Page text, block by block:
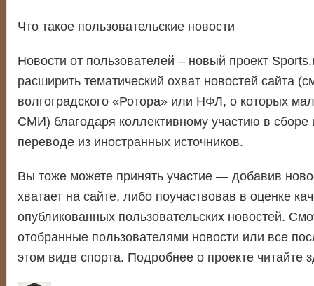
Что такое пользовательские новости
Новости от пользователей – новый проект
расширить тематический охват новостей сайта
волгоградского «Ротора» или НФЛ, о которых
СМИ) благодаря коллективному участию в
переводе из иностранных источников.
Вы тоже можете принять участие — добавив
хватает на сайте, либо поучаствовав в оценке
опубликованных пользовательских новостей.
отобранные пользователями новости или все
этом виде спорта. Подробнее о проекте читайте